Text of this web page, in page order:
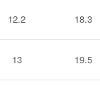
12.2 18.3
13 19.5